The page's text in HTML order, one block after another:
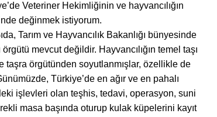
Veteriner Hekimliğinin ve hayvancılığın
değinmek istiyorum.
Tarım ve Hayvancılık Bakanlığı bünyesinde
mevcut değildir. Hayvancılığın temel taşı
örgütünden soyutlanmışlar, özellikle de
Türkiye’de en ağır ve en pahalı
işlevleri olan teşhis, tedavi, operasyon, suni
masa başında oturup kulak küpelerini kayıt